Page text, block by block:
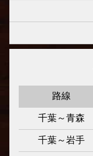
路線
千葉～青森
千葉～岩手